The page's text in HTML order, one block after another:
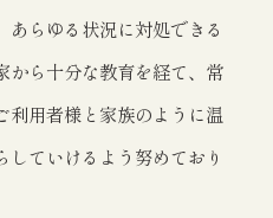
あらゆる状況に対処できる
から十分な教育を経て、常
利用者様と家族のように温
ていけるよう努めており